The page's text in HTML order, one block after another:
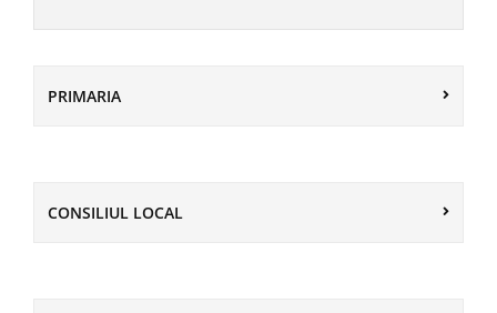
PRIMARIA
CONSILIUL LOCAL